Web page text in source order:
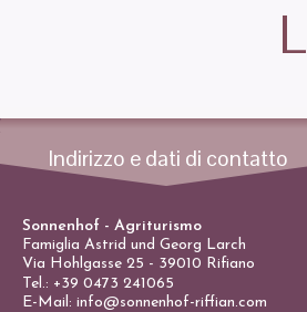
Indirizzo e dati di contatto
Sonnenhof - Agriturismo
Famiglia Astrid und Georg Larch
Via Hohlgasse 25 - 39010 Rifiano
Tel.: +39 0473 241065
E-Mail: info@sonnenhof-riffian.com